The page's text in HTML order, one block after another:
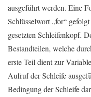
ausgeführt werden. Eine
Schlüsselwort „for“
gesetzten Schleifenkopf.
Bestandteilen, welche
erste Teil dient zur
Aufruf der Schleife
Bedingung der Schleife